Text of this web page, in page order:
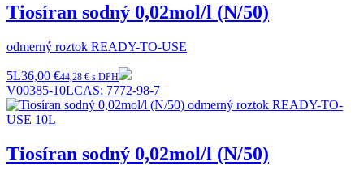
Tiosíran sodný 0,02mol/l (N/50)
odmerný roztok READY-TO-USE
5L36,00 €44,28 € s DPH
V00385-10LCAS: 7772-98-7
Tiosíran sodný 0,02mol/l (N/50)